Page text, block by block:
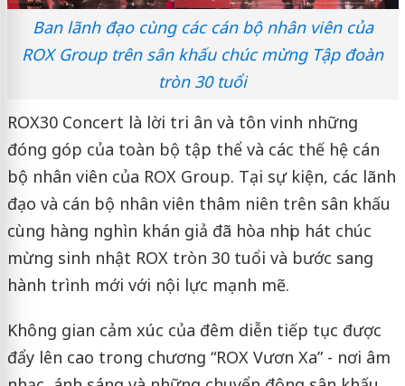
Ban lãnh đạo cùng các cán bộ nhân viên của
ROX Group trên sân khấu chúc mừng Tập đoàn
tròn 30 tuổi
ROX30 Concert là lời tri ân và tôn vinh những
đóng góp của toàn bộ tập thể và các thế hệ cán
bộ nhân viên của ROX Group. Tại sự kiện, các lãnh
đạo và cán bộ nhân viên thâm niên trên sân khấu
cùng hàng nghìn khán giả đã hòa nhịp hát chúc
mừng sinh nhật ROX tròn 30 tuổi và bước sang
hành trình mới với nội lực mạnh mẽ.
Không gian cảm xúc của đêm diễn tiếp tục được
đẩy lên cao trong chương “ROX Vươn Xa” - nơi âm